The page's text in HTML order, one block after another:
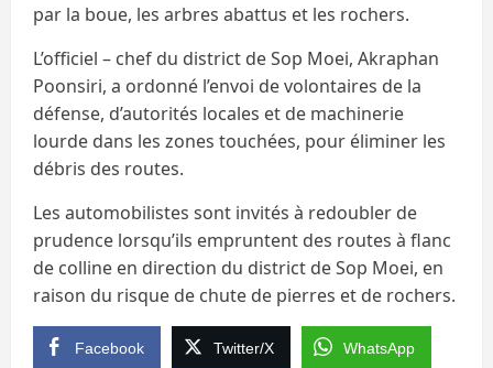
par la boue, les arbres abattus et les rochers.
L’officiel – chef du district de Sop Moei, Akraphan
Poonsiri, a ordonné l’envoi de volontaires de la
défense, d’autorités locales et de machinerie
lourde dans les zones touchées, pour éliminer les
débris des routes.
Les automobilistes sont invités à redoubler de
prudence lorsqu’ils empruntent des routes à flanc
de colline en direction du district de Sop Moei, en
raison du risque de chute de pierres et de rochers.
Facebook Twitter/X WhatsApp